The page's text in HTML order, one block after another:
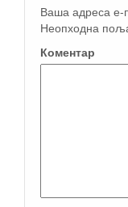
Ваша адреса е-
Неопходна
Коментар